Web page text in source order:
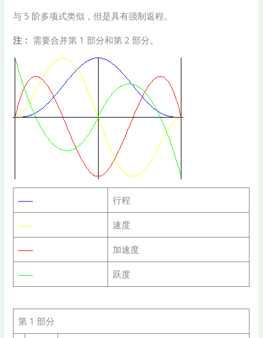
与 5 阶多项式类似，但是具有强制返程。
注： 需要合并第 1 部分和第 2 部分。
行程
速度
加速度
跃度
第 1 部分